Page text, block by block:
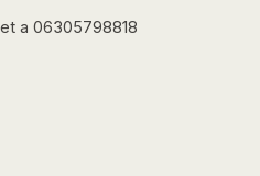
a 06305798818